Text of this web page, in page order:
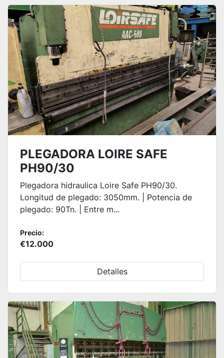
Ordenar por
PLEGADORA LOIRE SAFE
PH90/30
Plegadora hidraulica Loire Safe PH90/30.
Longitud de plegado: 3050mm. | Potencia de
plegado: 90Tn. | Entre m...
Precio:
€12.000
Detalles